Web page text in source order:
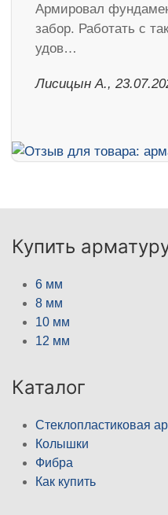
Армировал
забор. Работать с
удов…
Лисицын А.,
Купить
6 мм
8 мм
10 мм
12 мм
Каталог
Стеклопластиковая
Колышки
Фибра
Как купить